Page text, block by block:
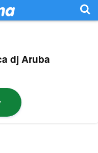
dj Aruba